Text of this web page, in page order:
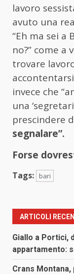
lavoro
avuto una
“Eh ma sei a
no?” come
trovare
invece che
una
prescindere
segnalare”.
Forse
Tags: bari
ARTICOLI
Giallo a Portici,
appartamento:
Crans